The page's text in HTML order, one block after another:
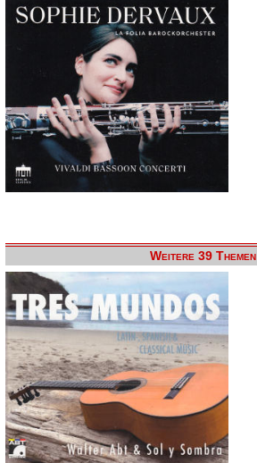
Weitere 39 Themen